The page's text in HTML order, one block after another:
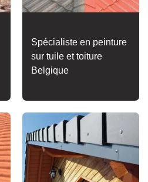
Spécialiste en peinture
sur tuile et toiture
Belgique